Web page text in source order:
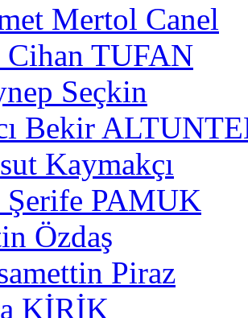
Mertol Canel
Cihan TUFAN
Seçkin
Bekir
Kaymakçı
Şerife PAMUK
Özdaş
Piraz
KİRİK